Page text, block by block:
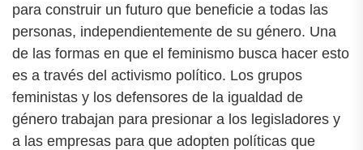
para construir un futuro que beneficie a todas las
personas, independientemente de su género. Una
de las formas en que el feminismo busca hacer esto
es a través del activismo político. Los grupos
feministas y los defensores de la igualdad de
género trabajan para presionar a los legisladores y
a las empresas para que adopten políticas que